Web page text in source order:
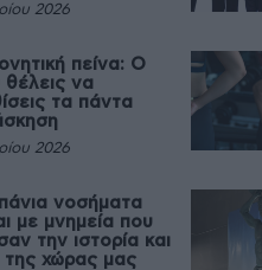
2026
πείνα: Ο
να
τα πάντα
2026
νοσήματα
με μνημεία που
την ιστορία και
της χώρας μας